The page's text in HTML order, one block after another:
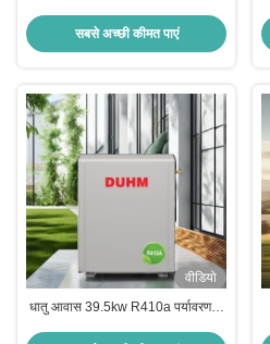
सबसे अच्छी कीमत पाएं
वीडियो
धातु आवास 39.5kw R410a पर्यावरण के